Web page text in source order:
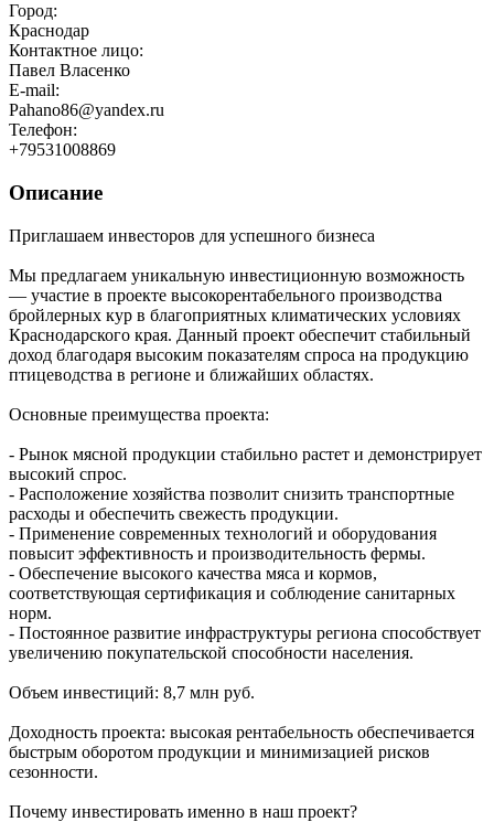
Город:
Краснодар
Контактное лицо:
Павел Власенко
E-mail:
Pahano86@yandex.ru
Телефон:
+79531008869
Описание
Приглашаем инвесторов для успешного бизнеса
Мы предлагаем уникальную инвестиционную возможность
— участие в проекте высокорентабельного производства
бройлерных кур в благоприятных климатических условиях
Краснодарского края. Данный проект обеспечит стабильный
доход благодаря высоким показателям спроса на продукцию
птицеводства в регионе и ближайших областях.
Основные преимущества проекта:
- Рынок мясной продукции стабильно растет и демонстрирует
высокий спрос.
- Расположение хозяйства позволит снизить транспортные
расходы и обеспечить свежесть продукции.
- Применение современных технологий и оборудования
повысит эффективность и производительность фермы.
- Обеспечение высокого качества мяса и кормов,
соответствующая сертификация и соблюдение санитарных
норм.
- Постоянное развитие инфраструктуры региона способствует
увеличению покупательской способности населения.
Объем инвестиций: 8,7 млн руб.
Доходность проекта: высокая рентабельность обеспечивается
быстрым оборотом продукции и минимизацией рисков
сезонности.
Почему инвестировать именно в наш проект?